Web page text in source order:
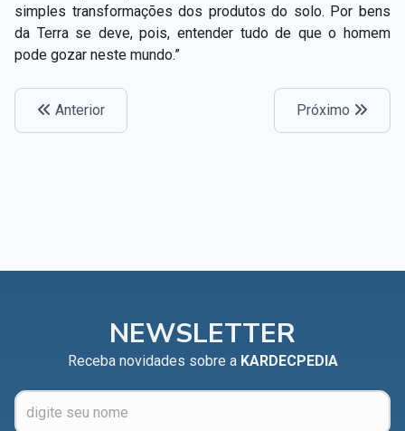
simples transformações dos produtos do solo. Por bens
da Terra se deve, pois, entender tudo de que o homem
pode gozar neste mundo.”
Anterior Próximo
NEWSLETTER
Receba novidades sobre a KARDECPEDIA